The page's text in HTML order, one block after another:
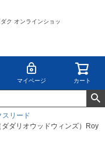
ク オンラインショッ
マイページ カート
スリード
ダリオウッドウィンズ）Roy